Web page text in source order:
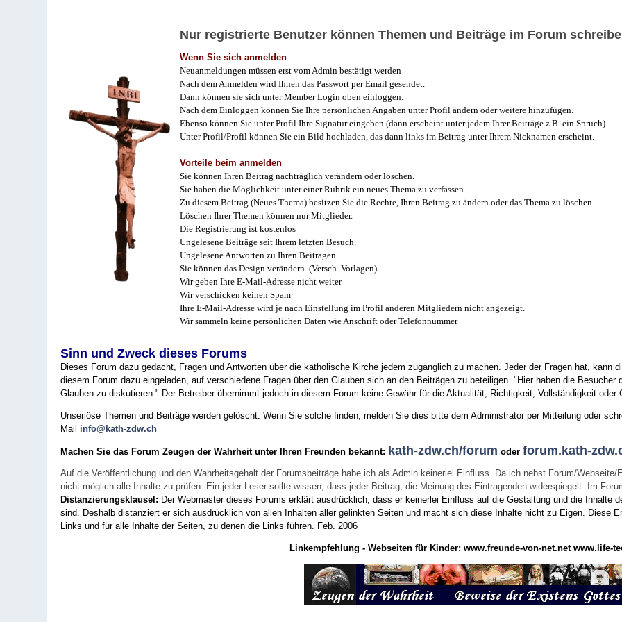
Nur registrierte Benutzer können Themen und Beiträge im Forum
Wenn Sie sich anmelden
Neuanmeldungen müssen erst vom Admin bestätigt werden
Nach dem Anmelden wird Ihnen das Passwort per Email gesendet.
Dann können sie sich unter Member Login oben einloggen.
Nach dem Einloggen können Sie Ihre persönlichen Angaben unter Profil ändern oder weitere hinzufügen.
Ebenso können Sie unter Profil Ihre Signatur eingeben (dann erscheint unter jedem Ihrer Beiträge z.B. ein Spruch)
Unter Profil/Profil können Sie ein Bild hochladen, das dann links im Beitrag unter Ihrem Nicknamen erscheint.
Vorteile beim anmelden
Sie können Ihren Beitrag nachträglich verändern oder löschen.
Sie haben die Möglichkeit unter einer Rubrik ein neues Thema zu verfassen.
Zu diesem Beitrag (Neues Thema) besitzen Sie die Rechte, Ihren Beitrag zu ändern oder das Thema zu löschen.
Löschen Ihrer Themen können nur Mitglieder.
Die Registrierung ist kostenlos
Ungelesene Beiträge seit Ihrem letzten Besuch.
Ungelesene Antworten zu Ihren Beiträgen.
Sie können das Design verändern. (Versch. Vorlagen)
Wir geben Ihre E-Mail-Adresse nicht weiter
Wir verschicken keinen Spam
Ihre E-Mail-Adresse wird je nach Einstellung im Profil anderen Mitgliedern nicht angezeigt.
Wir sammeln keine persönlichen Daten wie Anschrift oder Telefonnummer
Sinn und Zweck dieses Forums
Dieses Forum dazu gedacht, Fragen und Antworten über die katholische Kirche jedem zugänglich zu machen. Jeder der Fragen hat, kann
diesem Forum dazu eingeladen, auf verschiedene Fragen über den Glauben sich an den Beiträgen zu beteiligen. "Hier haben die
Glauben zu diskutieren." Der Betreiber übernimmt jedoch in diesem Forum keine Gewähr für die Aktualität, Richtigkeit, Vollständigkeit
Unseriöse Themen und Beiträge werden gelöscht. Wenn Sie solche finden, melden Sie dies bitte dem Administrator per Mitteilung oder
Mail info@kath-zdw.ch
Machen Sie das Forum Zeugen der Wahrheit unter Ihren Freunden bekannt: kath-zdw.ch/forum oderforum.kath-
Auf die Veröffentlichung und den Wahrheitsgehalt der Forumsbeiträge habe ich als Admin keinerlei Einfluss. Da ich nebst Forum/
nicht möglich alle Inhalte zu prüfen. Ein jeder Leser sollte wissen, dass jeder Beitrag, die Meinung des Eintragenden widerspiegelt. Im
Distanzierungsklausel: Der Webmaster dieses Forums erklärt ausdrücklich, dass er keinerlei Einfluss auf die Gestaltung und die Inhalte
sind. Deshalb distanziert er sich ausdrücklich von allen Inhalten aller gelinkten Seiten und macht sich diese Inhalte nicht zu Eigen. Diese
Links und für alle Inhalte der Seiten, zu denen die Links führen. Feb. 2006
Linkempfehlung - Webseiten für Kinder: www.freunde-von-net.net www.life-